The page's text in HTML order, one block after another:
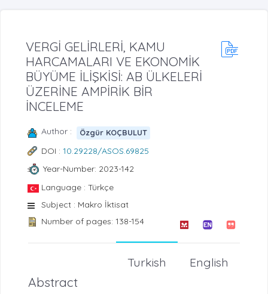
VERGİ GELİRLERİ, KAMU
HARCAMALARI VE EKONOMİK
BÜYÜME İLİŞKİSİ: AB ÜLKELERİ
ÜZERİNE AMPİRİK BİR
İNCELEME
Author : Özgür KOÇBULUT
DOI : 10.29228/ASOS.69825
Year-Number: 2023-142
Language : Türkçe
Subject : Makro İktisat
Number of pages: 138-154
English
Turkish
Abstract